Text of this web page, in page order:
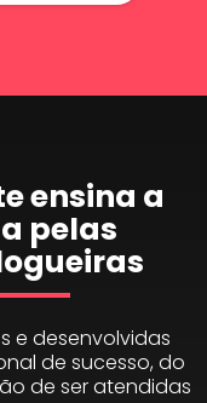
ensina a
pelas
e desenvolvidas
de sucesso, do
de ser atendidas